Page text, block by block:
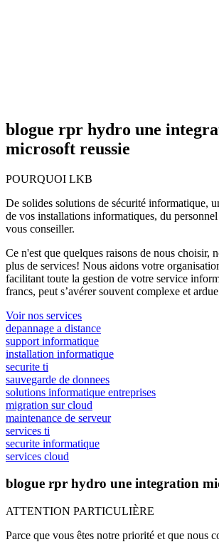
blogue rpr hydro une
microsoft reussie
POURQUOI LKB
De solides solutions de sécurité informatique,
de vos installations informatiques, du
vous conseiller.
Ce n'est que quelques raisons de nous choisir,
plus de services! Nous aidons votre
facilitant toute la gestion de votre service
francs, peut s’avérer souvent complexe et
Voir nos services
depannage a distance
support informatique
installation informatique
securite ti
sauvegarde de donnees
solutions informatique entreprises
migration sur cloud
maintenance de serveur
services ti
securite informatique
services cloud
blogue rpr hydro une integration
ATTENTION PARTICULIÈRE
Parce que vous êtes notre priorité et que nous